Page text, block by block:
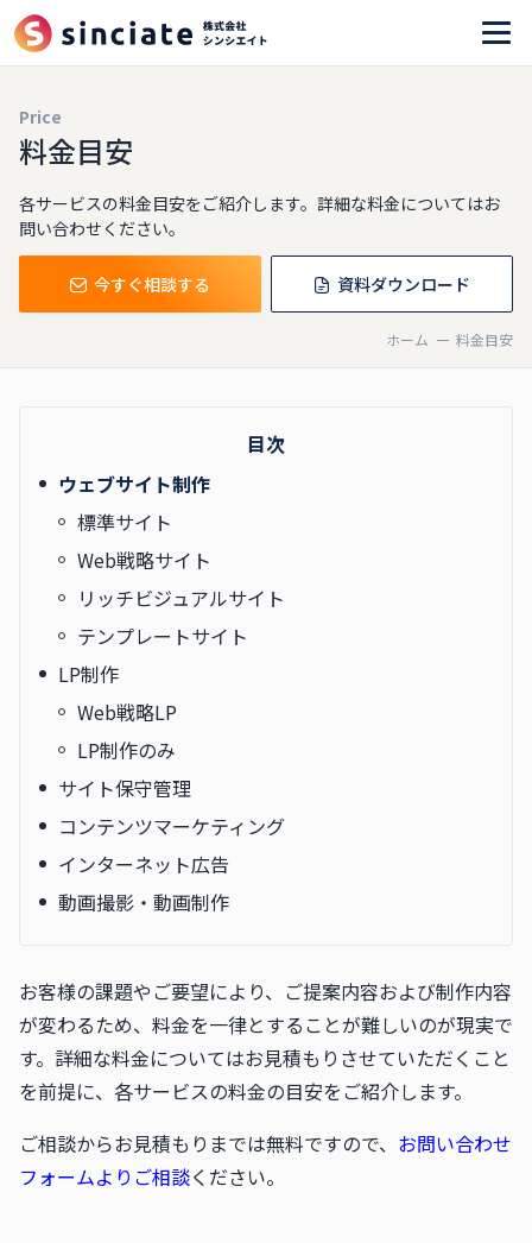
Price
料金目安
各サービスの料金目安をご紹介します。詳細な料金についてはお
問い合わせください。
今すぐ相談する 資料ダウンロード
ホーム 料金目安
目次
ウェブサイト制作
標準サイト
Web戦略サイト
リッチビジュアルサイト
テンプレートサイト
LP制作
Web戦略LP
LP制作のみ
サイト保守管理
コンテンツマーケティング
インターネット広告
動画撮影・動画制作
お客様の課題やご要望により、ご提案内容および制作内容
が変わるため、料金を一律とすることが難しいのが現実で
す。詳細な料金についてはお見積もりさせていただくこと
を前提に、各サービスの料金の目安をご紹介します。
ご相談からお見積もりまでは無料ですので、 お問い合わせ
フォームよりご相談ください。